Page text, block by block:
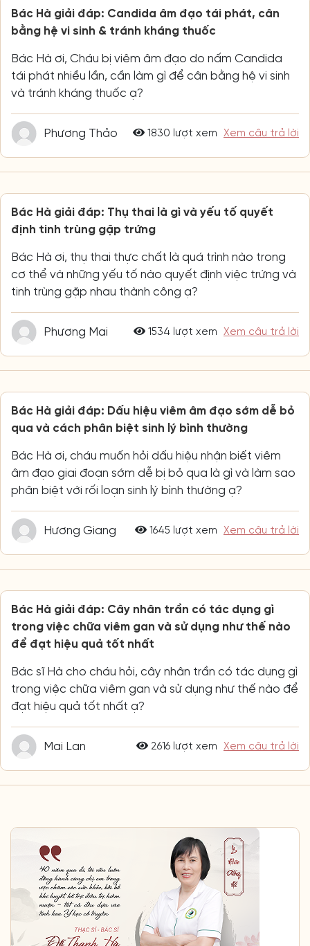
Bác Hà giải đáp: Candida âm đạo tái phát, cân
bằng hệ vi sinh & tránh kháng thuốc
Bác Hà ơi, Cháu bị viêm âm đạo do nấm Candida
tái phát nhiều lần, cần làm gì để cân bằng hệ vi sinh
và tránh kháng thuốc ạ?
Phương Thảo 1830 lượt xem Xem câu trả lời
Bác Hà giải đáp: Thụ thai là gì và yếu tố quyết
định tinh trùng gặp trứng
Bác Hà ơi, thụ thai thực chất là quá trình nào trong
cơ thể và những yếu tố nào quyết định việc trứng và
tinh trùng gặp nhau thành công ạ?
Phương Mai 1534 lượt xem Xem câu trả lời
Bác Hà giải đáp: Dấu hiệu viêm âm đạo sớm dễ bỏ
qua và cách phân biệt sinh lý bình thường
Bác Hà ơi, cháu muốn hỏi dấu hiệu nhận biết viêm
âm đạo giai đoạn sớm dễ bị bỏ qua là gì và làm sao
phân biệt với rối loạn sinh lý bình thường ạ?
Hương Giang 1645 lượt xem Xem câu trả lời
Bác Hà giải đáp: Cây nhân trần có tác dụng gì
trong việc chữa viêm gan và sử dụng như thế nào
để đạt hiệu quả tốt nhất
Bác sĩ Hà cho cháu hỏi, cây nhân trần có tác dụng gì
trong việc chữa viêm gan và sử dụng như thế nào để
đạt hiệu quả tốt nhất ạ?
Mai Lan 2616 lượt xem Xem câu trả lời